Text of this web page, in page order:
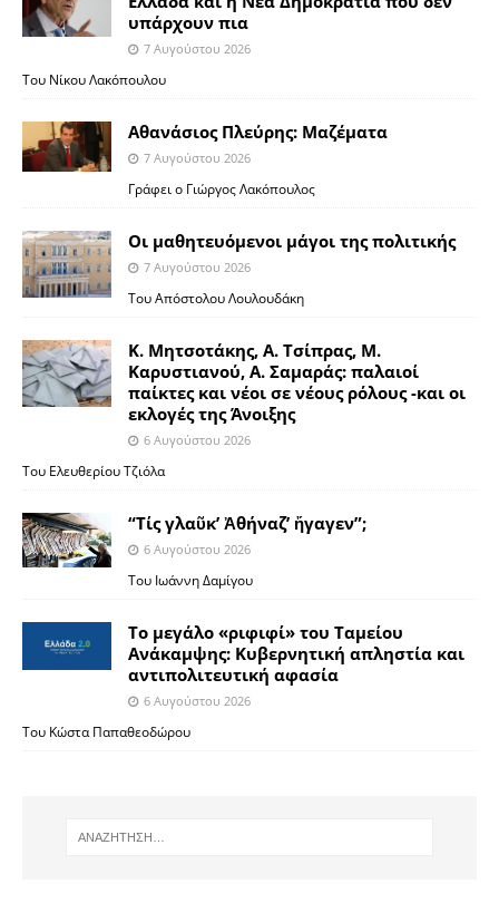
υπάρχουν πια
7 Αυγούστου 2026
Του Νίκου Λακόπουλου
Αθανάσιος Πλεύρης: Μαζέματα
7 Αυγούστου 2026
Γράφει ο Γιώργος Λακόπουλος
Οι μαθητευόμενοι μάγοι της πολιτικής
7 Αυγούστου 2026
Του Απόστολου Λουλουδάκη
Κ. Μητσοτάκης, Α. Τσίπρας, Μ.
Καρυστιανού, Α. Σαμαράς: παλαιοί
παίκτες και νέοι σε νέους ρόλους -και οι
εκλογές της Άνοιξης
6 Αυγούστου 2026
Του Ελευθερίου Τζιόλα
“Τίς γλαῦκ’ Ἀθήναζ’ ἤγαγεν”;
6 Αυγούστου 2026
Του Ιωάννη Δαμίγου
Το μεγάλο «ριφιφί» του Ταμείου
Ανάκαμψης: Κυβερνητική απληστία και
αντιπολιτευτική αφασία
6 Αυγούστου 2026
Του Κώστα Παπαθεοδώρου